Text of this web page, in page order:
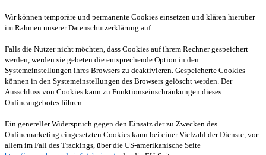
Wir können temporäre und permanente Cookies einsetzen und klären hierüber
im Rahmen unserer Datenschutzerklärung auf.
Falls die Nutzer nicht möchten, dass Cookies auf ihrem Rechner gespeichert
werden, werden sie gebeten die entsprechende Option in den
Systemeinstellungen ihres Browsers zu deaktivieren. Gespeicherte Cookies
können in den Systemeinstellungen des Browsers gelöscht werden. Der
Ausschluss von Cookies kann zu Funktionseinschränkungen dieses
Onlineangebotes führen.
Ein genereller Widerspruch gegen den Einsatz der zu Zwecken des
Onlinemarketing eingesetzten Cookies kann bei einer Vielzahl der Dienste, vor
allem im Fall des Trackings, über die US-amerikanische Seite